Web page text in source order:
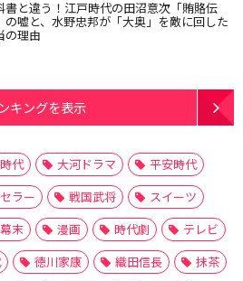
書と違う！江戸時代の田沼意次「賄賂伝
の嘘と、水野忠邦が「大奥」を敵に回した
の理由
キングを表示
代 大河ドラマ
平安時代
ラー 戦国武将
スイーツ
幕末 漫画 時代劇
テレビ
徳川家康 織田信長
抹茶